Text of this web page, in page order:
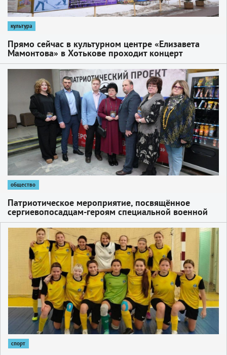
культура
Прямо сейчас в культурном центре «Елизавета
Мамонтова» в Хотькове проходит концерт
Сергиево-Посадского муниципального оркестра
«Дорогами добра»
общество
Патриотическое мероприятие, посвящённое
сергиевопосадцам-героям специальной военной
операции прошло сегодня в ОДЦ «Октябрь»
спорт